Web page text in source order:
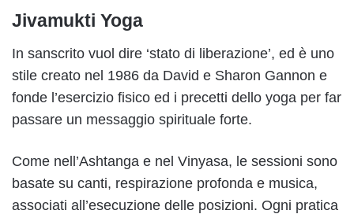
Jivamukti Yoga
In sanscrito vuol dire ‘stato di liberazione’, ed è uno
stile creato nel 1986 da David e Sharon Gannon e
fonde l’esercizio fisico ed i precetti dello yoga per far
passare un messaggio spirituale forte.
Come nell’Ashtanga e nel Vinyasa, le sessioni sono
basate su canti, respirazione profonda e musica,
associati all’esecuzione delle posizioni. Ogni pratica